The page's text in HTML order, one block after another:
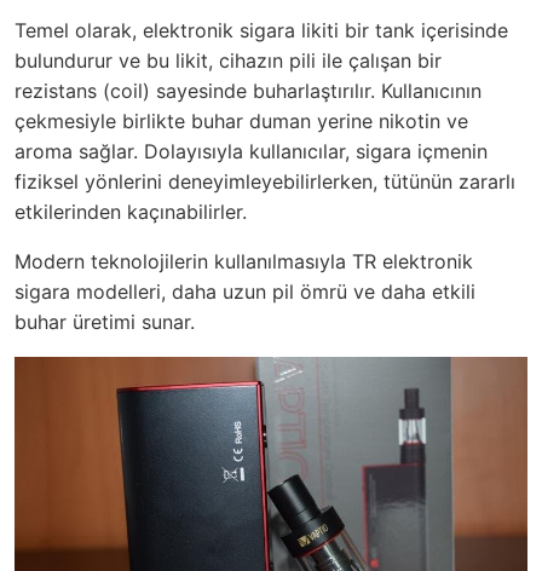
Temel olarak, elektronik sigara likiti bir tank içerisinde
bulundurur ve bu likit, cihazın pili ile çalışan bir
rezistans (coil) sayesinde buharlaştırılır. Kullanıcının
çekmesiyle birlikte buhar duman yerine nikotin ve
aroma sağlar. Dolayısıyla kullanıcılar, sigara içmenin
fiziksel yönlerini deneyimleyebilirlerken, tütünün zararlı
etkilerinden kaçınabilirler.
Modern teknolojilerin kullanılmasıyla TR elektronik
sigara modelleri, daha uzun pil ömrü ve daha etkili
buhar üretimi sunar.